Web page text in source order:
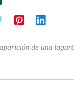
de una